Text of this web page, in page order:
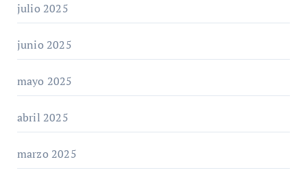
julio 2025
junio 2025
mayo 2025
abril 2025
marzo 2025